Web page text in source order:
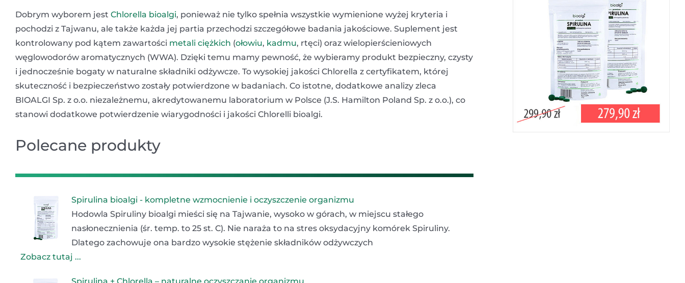
Dobrym wyborem jest Chlorella bioalgi, ponieważ nie tylko spełnia wszystkie wymienione wyżej kryteria i
pochodzi z Tajwanu, ale także każda jej partia przechodzi szczegółowe badania jakościowe. Suplement jest
kontrolowany pod kątem zawartości metali ciężkich (ołowiu, kadmu, rtęci) oraz wielopierścieniowych
węglowodorów aromatycznych (WWA). Dzięki temu mamy pewność, że wybieramy produkt bezpieczny, czysty
i jednocześnie bogaty w naturalne składniki odżywcze. To wysokiej jakości Chlorella z certyfikatem, której
skuteczność i bezpieczeństwo zostały potwierdzone w badaniach. Co istotne, dodatkowe analizy zleca
BIOALGI Sp. z o.o. niezależnemu, akredytowanemu laboratorium w Polsce (J.S. Hamilton Poland Sp. z o.o.), co
stanowi dodatkowe potwierdzenie wiarygodności i jakości Chlorelli bioalgi.
Polecane produkty
Spirulina bioalgi - kompletne wzmocnienie i oczyszczenie organizmu
Hodowla Spiruliny bioalgi mieści się na Tajwanie, wysoko w górach, w miejscu stałego
nasłonecznienia (śr. temp. to 25 st. C). Nie naraża to na stres oksydacyjny komórek Spiruliny.
Dlatego zachowuje ona bardzo wysokie stężenie składników odżywczych
Zobacz tutaj ...